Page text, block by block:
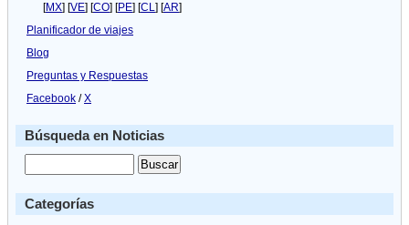
[MX] [VE] [CO] [PE] [CL] [AR]
Planificador de viajes
Blog
Preguntas y Respuestas
Facebook /X
Búsqueda en Noticias
Categorías